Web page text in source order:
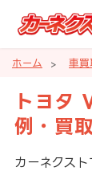
ホーム 車買
トヨタ
例・買
カーネクス